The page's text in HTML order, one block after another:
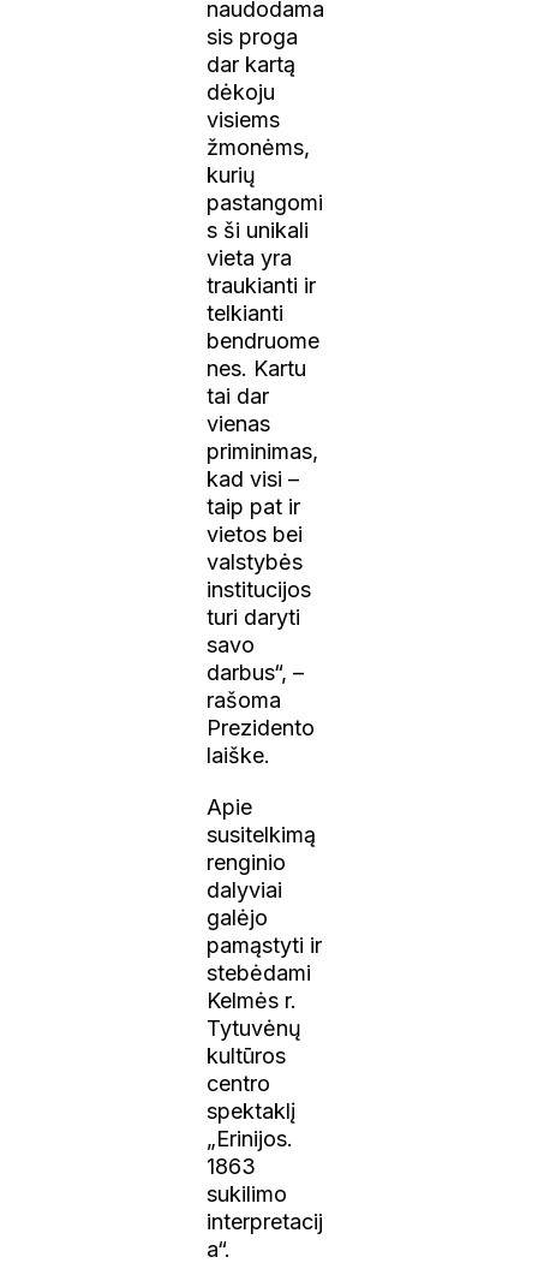
naudodama
sis proga
dar kartą
dėkoju
visiems
žmonėms,
kurių
pastangomi
s ši unikali
vieta yra
traukianti ir
telkianti
bendruome
nes. Kartu
tai dar
vienas
priminimas,
kad visi –
taip pat ir
vietos bei
valstybės
institucijos
turi daryti
savo
darbus“, –
rašoma
Prezidento
laiške.
Apie
susitelkimą
renginio
dalyviai
galėjo
pamąstyti ir
stebėdami
Kelmės r.
Tytuvėnų
kultūros
centro
spektaklį
„Erinijos.
1863
sukilimo
interpretacij
a“.